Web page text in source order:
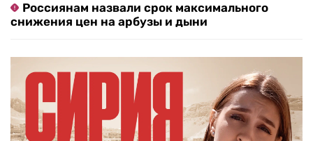
Россиянам назвали срок максимального
снижения цен на арбузы и дыни